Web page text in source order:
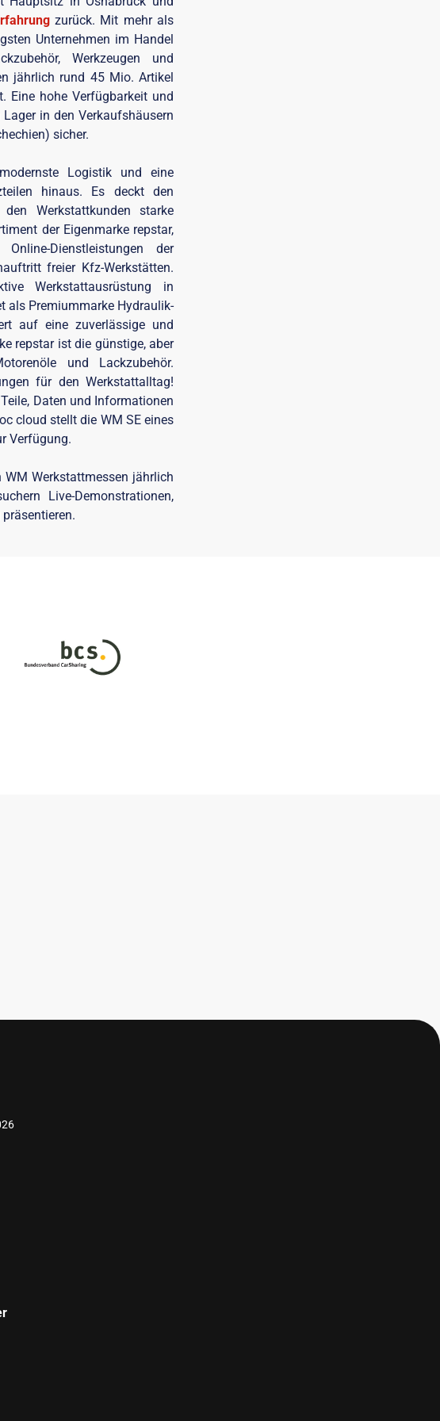
zurück. Mit mehr als
Unternehmen im Handel
Werkzeugen und
jährlich rund 45 Mio. Artikel
Eine hohe Verfügbarkeit und
in den Verkaufshäusern
sicher.
Logistik und eine
hinaus. Es deckt den
Werkstattkunden starke
der Eigenmarke repstar,
Dienstleistungen der
freier Kfz-Werkstätten.
Werkstattausrüstung in
als Premiummarke Hydraulik-
auf eine zuverlässige und
repstar ist die günstige, aber
und Lackzubehör.
für den Werkstattalltag!
Daten und Informationen
cloud stellt die WM SE eines
Verfügung.
Werkstattmessen jährlich
Live-Demonstrationen,